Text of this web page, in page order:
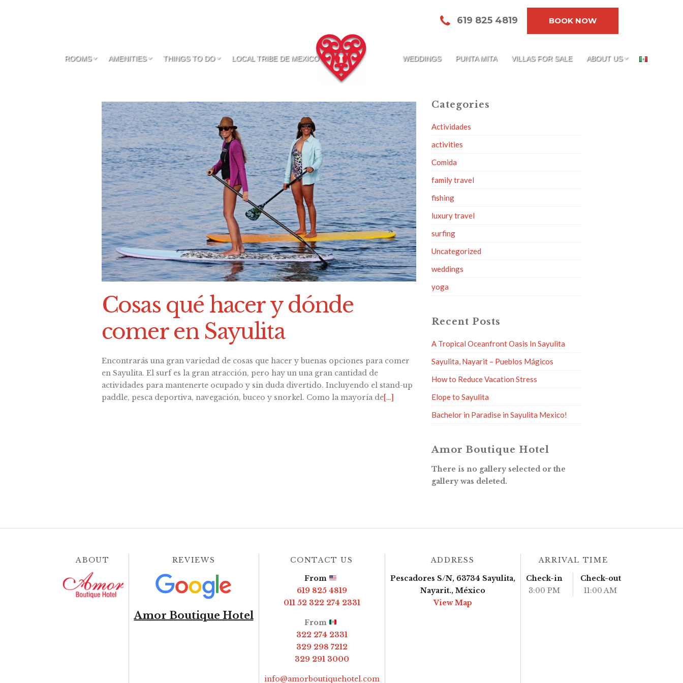
619 825 4819 BOOK NOW
ROOMS AMENITIES THINGS TO DO LOCAL TRIBE DE MEXICO WEDDINGS PUNTA MITA VILLAS FOR SALE ABOUT US
Cosas qué hacer y dónde
comer en Sayulita
Encontrarás una gran variedad de cosas que hacer y buenas opciones para comer
en Sayulita. El surf es la gran atracción, pero hay un una gran cantidad de
actividades para mantenerte ocupado y sin duda divertido. Incluyendo el stand-up
paddle, pesca deportiva, navegación, buceo y snorkel. Como la mayoría de[…]
Categories
Actividades
activities
Comida
family travel
fishing
luxury travel
surfing
Uncategorized
weddings
yoga
Recent Posts
A Tropical Oceanfront Oasis In Sayulita
Sayulita, Nayarit – Pueblos Mágicos
How to Reduce Vacation Stress
Elope to Sayulita
Bachelor in Paradise in Sayulita Mexico!
Amor Boutique Hotel
There is no gallery selected or the
gallery was deleted.
ABOUT REVIEWS
Amor Boutique Hotel
CONTACT US
From
619 825 4819
011 52 322 274 2331
From
322 274 2331
329 298 7212
329 291 3000
info@amorboutiquehotel.com
ADDRESS
Pescadores S/N, 63734 Sayulita,
Nayarit., México
View Map
ARRIVAL TIME
Check-in
3:00 PM
Check-out
11:00 AM